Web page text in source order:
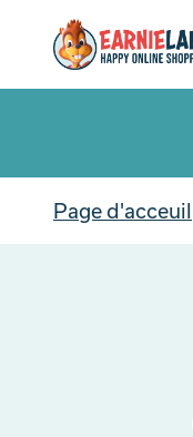
Page d'acceuil